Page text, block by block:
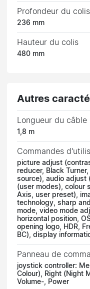
Profondeur du colis
236 mm
Hauteur du colis
480 mm
Autres
Longueur du câble
1,8 m
Commandes
picture adjust
reducer, Black
source), audio adjust
(user modes), colour
Axis, user preset),
technology, sharp
mode, video mode
horizontal position,
opening logo, HDR,
BC), display
Panneau de
joystick controller:
Colour), Right (Night
Volume-, Power